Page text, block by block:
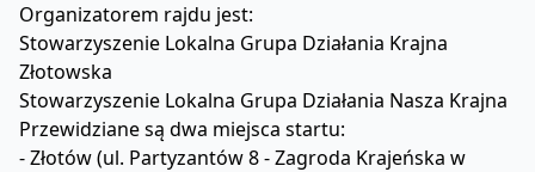
Organizatorem rajdu jest:
Stowarzyszenie Lokalna Grupa Działania Krajna
Złotowska
Stowarzyszenie Lokalna Grupa Działania Nasza Krajna
Przewidziane są dwa miejsca startu:
- Złotów (ul. Partyzantów 8 - Zagroda Krajeńska w